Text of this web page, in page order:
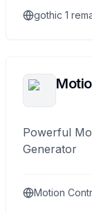
gothic 1
Powerful
Generator
Motion